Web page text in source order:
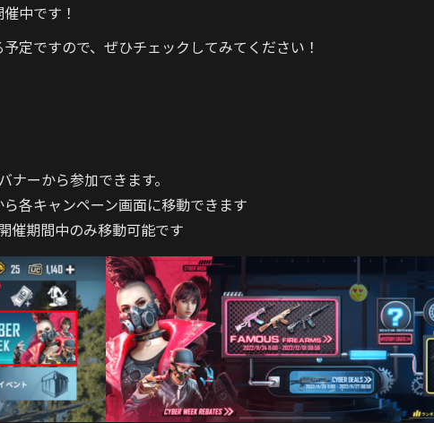
中です！
定ですので、ぜひチェックしてみてください！
ーから参加できます。
ら各キャンペーン画面に移動できます
催期間中のみ移動可能です